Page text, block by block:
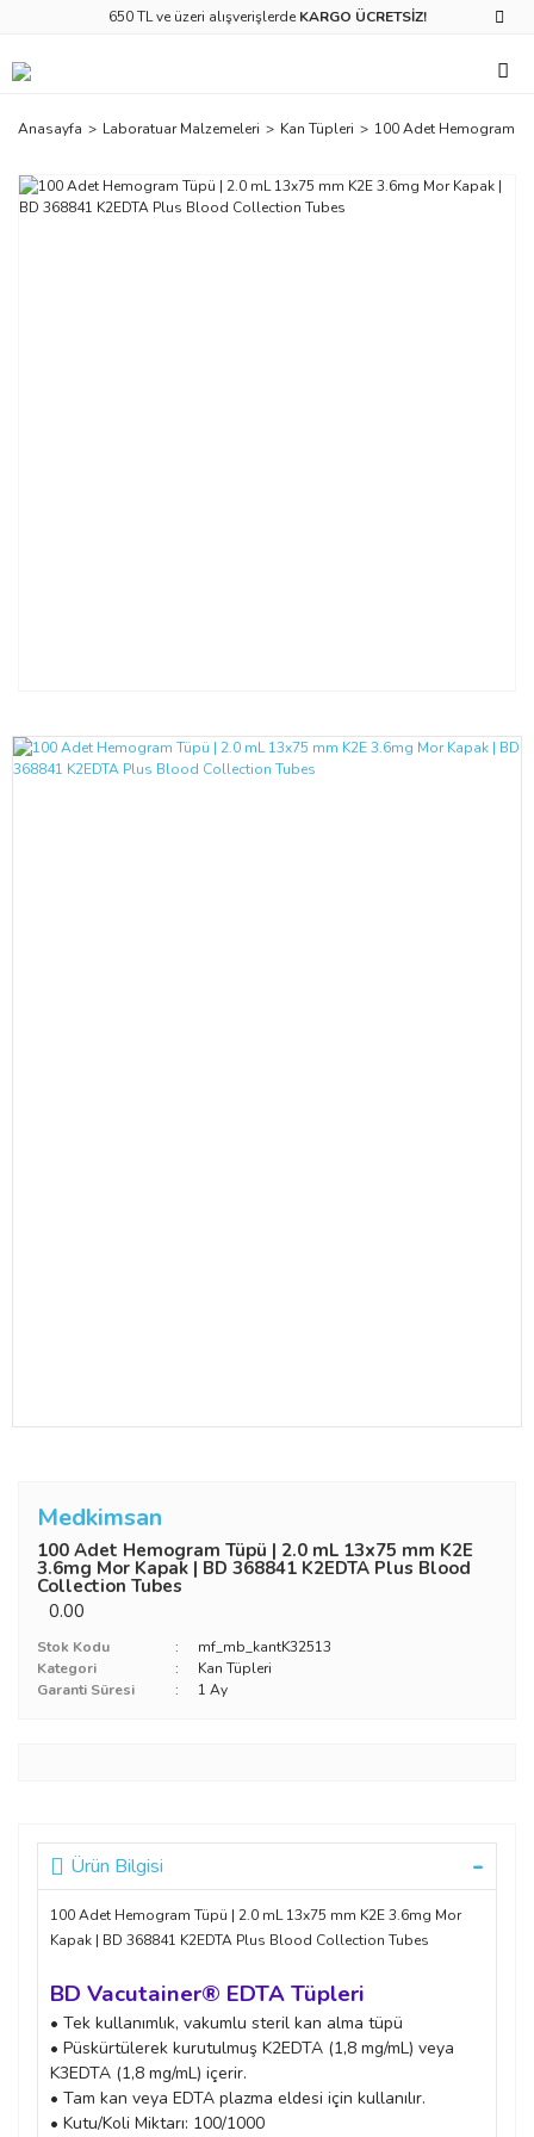
650 TL ve üzeri alışverişlerde KARGO ÜCRETSİZ!
Anasayfa Laboratuar Malzemeleri Kan Tüpleri 100 Adet Hemogram
Medkimsan
100 Adet Hemogram Tüpü | 2.0 mL 13x75 mm K2E
3.6mg Mor Kapak | BD 368841 K2EDTA Plus Blood
Collection Tubes
0.00
Stok Kodu
mf_mb_kantK32513
Kategori
Kan Tüpleri
Garanti Süresi
1 Ay
Ürün Bilgisi
100 Adet Hemogram Tüpü | 2.0 mL 13x75 mm K2E 3.6mg Mor
Kapak | BD 368841 K2EDTA Plus Blood Collection Tubes
BD Vacutainer® EDTA Tüpleri
• Tek kullanımlık, vakumlu steril kan alma tüpü
• Püskürtülerek kurutulmuş K2EDTA (1,8 mg/mL) veya
K3EDTA (1,8 mg/mL) içerir.
• Tam kan veya EDTA plazma eldesi için kullanılır.
• Kutu/Koli Miktarı: 100/1000